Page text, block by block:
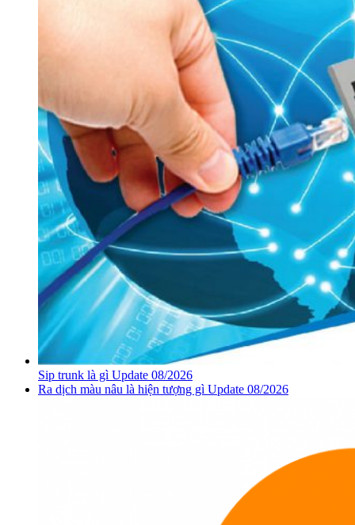
Sip trunk là gì Update 08/2026
Ra dịch màu nâu là hiện tượng gì Update 08/2026